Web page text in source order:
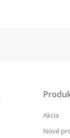
Akcia
Nové